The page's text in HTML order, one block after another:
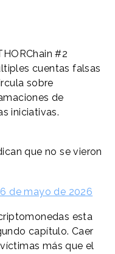
#2
cuentas falsas
sobre
de
iniciativas.
que no se vieron
de mayo de 2026
esta
capítulo. Caer
más que el